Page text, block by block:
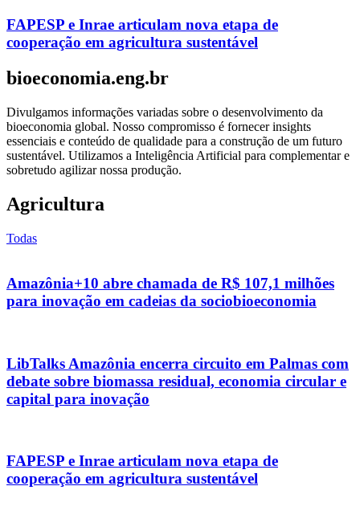
FAPESP e Inrae articulam nova etapa de
cooperação em agricultura sustentável
bioeconomia.eng.br
Divulgamos informações variadas sobre o desenvolvimento da
bioeconomia global. Nosso compromisso é fornecer insights
essenciais e conteúdo de qualidade para a construção de um futuro
sustentável. Utilizamos a Inteligência Artificial para complementar e
sobretudo agilizar nossa produção.
Agricultura
Todas
Amazônia+10 abre chamada de R$ 107,1 milhões
para inovação em cadeias da sociobioeconomia
LibTalks Amazônia encerra circuito em Palmas com
debate sobre biomassa residual, economia circular e
capital para inovação
FAPESP e Inrae articulam nova etapa de
cooperação em agricultura sustentável